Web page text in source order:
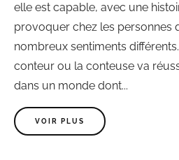
elle est capable, avec une
provoquer chez les personnes
nombreux sentiments
conteur ou la conteuse va
dans un monde dont...
VOIR PLUS